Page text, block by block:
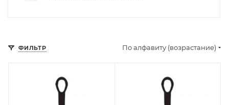
ФИЛЬТР По алфавиту (возрастание)